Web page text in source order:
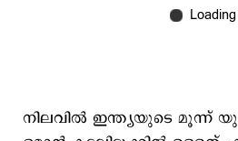
നിലവില്‍ ഇന്ത്യയുടെ മൂന്ന്